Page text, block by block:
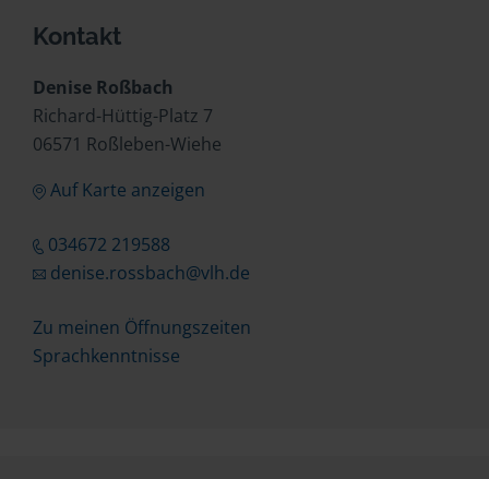
Kontakt
Denise Roßbach
Richard-Hüttig-Platz 7
06571 Roßleben-Wiehe
Auf Karte anzeigen
034672 219588
denise.rossbach@vlh.de
Zu meinen Öffnungszeiten
Sprachkenntnisse